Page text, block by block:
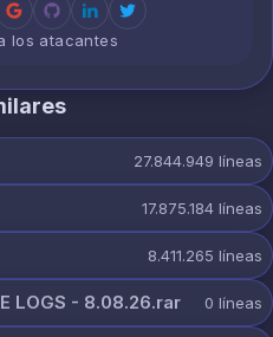
los atacantes
27.844.949 líneas
17.875.184 líneas
8.411.265 líneas
LOGS - 8.08.26.rar 0 líneas